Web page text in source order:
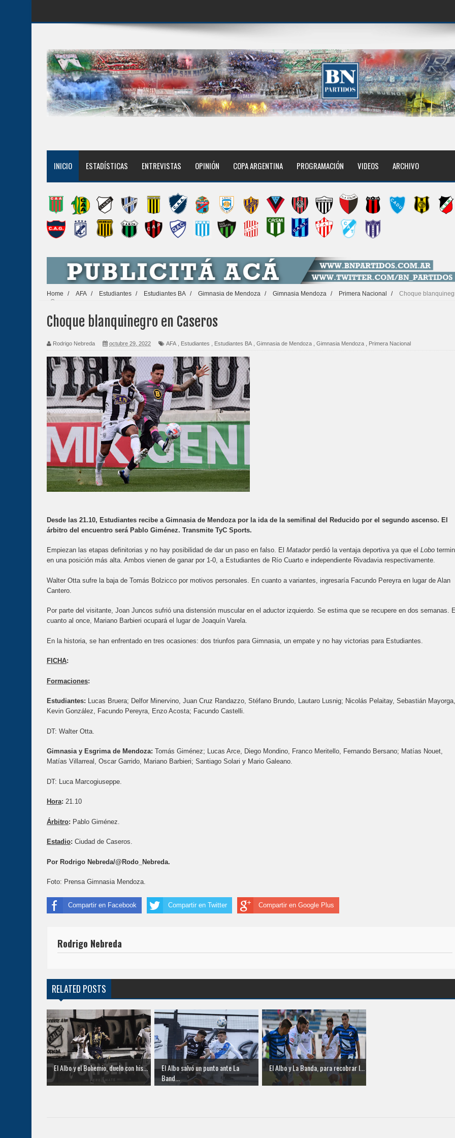
INICIO ESTADÍSTICAS ENTREVISTAS OPINIÓN COPA ARGENTINA PROGRAMACIÓN VIDEOS ARCHIVO
Home / AFA / Estudiantes / Estudiantes BA / Gimnasia de Mendoza / Gimnasia Mendoza / Primera Nacional /
Choque
en Caseros
Choque blanquinegro en Caseros
Rodrigo Nebreda octubre 29, 2022 AFA Estudiantes Estudiantes BA Gimnasia de Mendoza Gimnasia Mendoza Primera Nacional
Desde las 21.10, Estudiantes recibe a Gimnasia de Mendoza por la ida de la semifinal del Reducido por el segundo ascenso. El
árbitro del encuentro será Pablo Giménez. Transmite TyC Sports.
Empiezan las etapas definitorias y no hay posibilidad de dar un paso en falso. El Matador perdió la ventaja deportiva ya que el Lobo
en una posición más alta. Ambos vienen de ganar por 1-0, a Estudiantes de Río Cuarto e independiente Rivadavia respectivamente.
Walter Otta sufre la baja de Tomás Bolzicco por motivos personales. En cuanto a variantes, ingresaría Facundo Pereyra en lugar de Alan
Cantero.
Por parte del visitante, Joan Juncos sufrió una distensión muscular en el aductor izquierdo. Se estima que se recupere en dos semanas.
cuanto al once, Mariano Barbieri ocupará el lugar de Joaquín Varela.
En la historia, se han enfrentado en tres ocasiones: dos triunfos para Gimnasia, un empate y no hay victorias para Estudiantes.
FICHA:
Formaciones:
Estudiantes: Lucas Bruera; Delfor Minervino, Juan Cruz Randazzo, Stéfano Brundo, Lautaro Lusnig; Nicolás Pelaitay, Sebastián Mayorga,
Kevin González, Facundo Pereyra, Enzo Acosta; Facundo Castelli.
DT: Walter Otta.
Gimnasia y Esgrima de Mendoza: Tomás Giménez; Lucas Arce, Diego Mondino, Franco Meritello, Fernando Bersano; Matías Nouet,
Matías Villarreal, Oscar Garrido, Mariano Barbieri; Santiago Solari y Mario Galeano.
DT: Luca Marcogiuseppe.
Hora: 21.10
Árbitro: Pablo Giménez.
Estadio: Ciudad de Caseros.
Por Rodrigo Nebreda/@Rodo_Nebreda.
Foto: Prensa Gimnasia Mendoza.
Compartir en Facebook Compartir en Twitter Compartir en Google Plus
Rodrigo Nebreda
RELATED POSTS
El Albo y el Bohemio, duelo con his...
El Albo salvó un punto ante La
Band...
El Albo y La Banda, para recobrar l...